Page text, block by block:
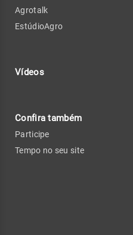
Agrotalk
EstúdioAgro
Vídeos
Confira também
Participe
Tempo no seu site